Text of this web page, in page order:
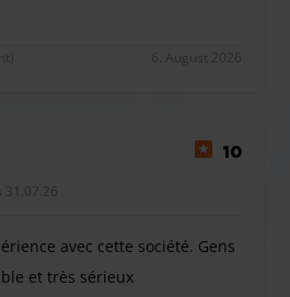
5 € Hin- und Rückfahrt pro Person
Für Sie gibt es einen
Toiletten und
6. August 2026
10
31.07.26
avec cette société. Gens
et très sérieux